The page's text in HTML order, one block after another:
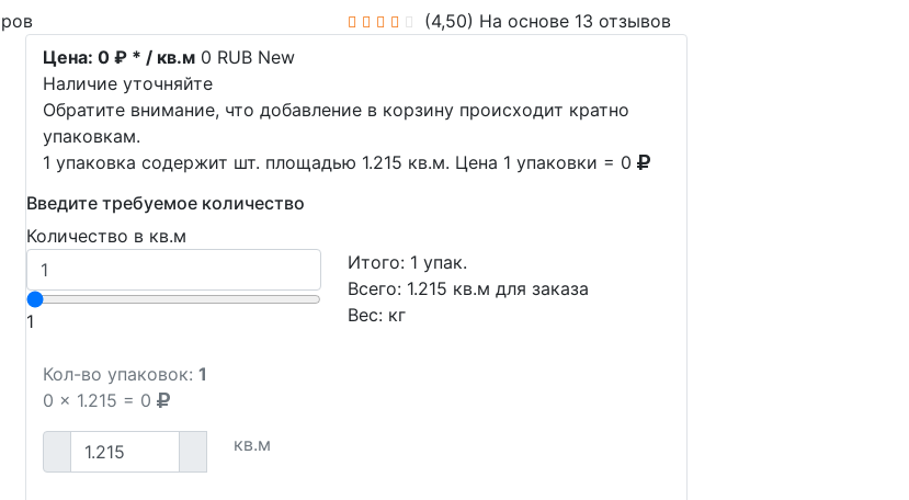
(4,50) На основе 13 отзывов
Цена: 0 ₽ * / кв.м 0 RUB New
Наличие уточняйте
Обратите внимание, что добавление в корзину происходит кратно
упаковкам.
1 упаковка содержит шт. площадью 1.215 кв.м. Цена 1 упаковки = 0
Введите требуемое количество
Количество в кв.м
1
Итого: 1 упак.
Всего: 1.215 кв.м для заказа
Вес: кг
Кол-во упаковок: 1
0 x 1.215 = 0
кв.м